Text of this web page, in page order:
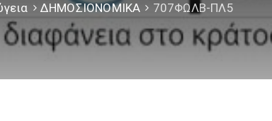
ΔΗΜΟΣΙΟΝΟΜΙΚΑ 707ΦΩΛΒ-ΠΛ5